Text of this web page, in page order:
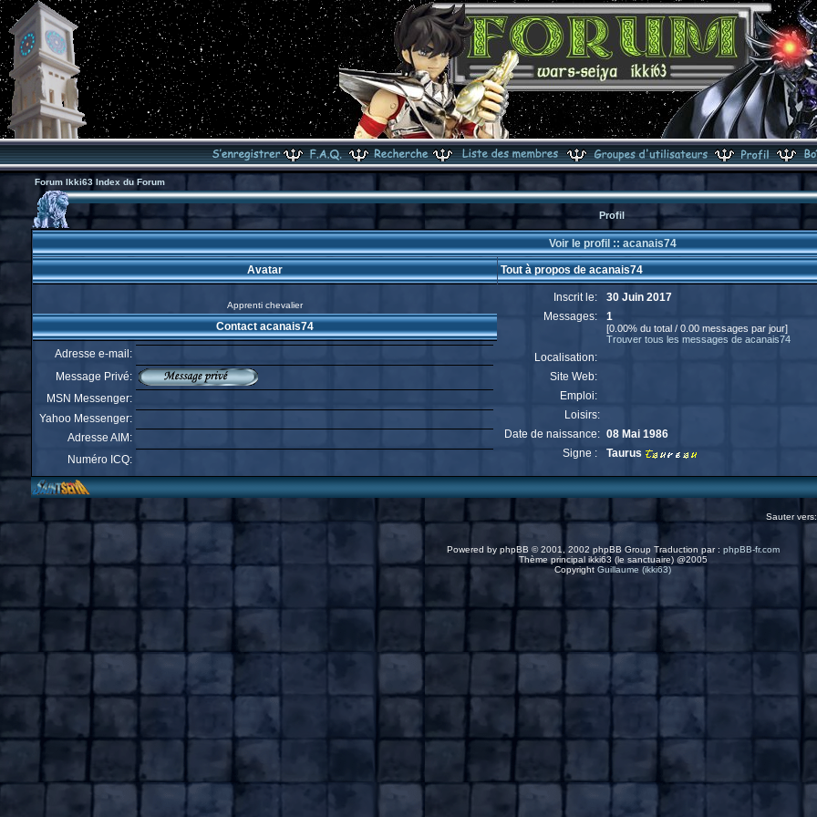
Forum Ikki63 Index du Forum
Profil
Voir le profil :: acanais74
Avatar Tout à propos de acanais74
Apprenti chevalier
Inscrit le:
30 Juin 2017
Messages:
1
[0.00% du total / 0.00 messages par jour]
Trouver tous les messages de acanais74
Localisation:
Site Web:
Emploi:
Loisirs:
Date de naissance: 08 Mai 1986
Signe :
Taurus
Contact acanais74
Adresse e-mail:
Message Privé:
MSN Messenger:
Yahoo Messenger:
Adresse AIM:
Numéro ICQ:
Sauter
Powered by phpBB © 2001, 2002 phpBB Group Traduction par : phpBB-fr.com
Thème principal ikki63 (le sanctuaire) @2005
Copyright Guillaume (ikki63)